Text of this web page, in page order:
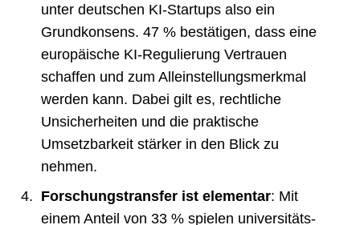
unter deutschen KI-Startups also ein
Grundkonsens. 47 % bestätigen, dass eine
europäische KI-Regulierung Vertrauen
schaffen und zum Alleinstellungsmerkmal
werden kann. Dabei gilt es, rechtliche
Unsicherheiten und die praktische
Umsetzbarkeit stärker in den Blick zu
nehmen.
Forschungstransfer ist elementar: Mit
einem Anteil von 33 % spielen universitäts-